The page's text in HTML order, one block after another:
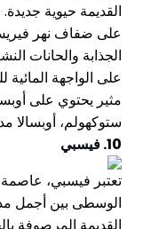
القديمة حيوية
على ضفاف نهر
الجذابة والحانات
على الواجهة المائية
مثير يحتوي على
ستوكهولم، أوبسالا
10. فيسبي
تعتبر فيسبي، عاصمة
الوسطى بين أجمل
القديمة المرصوفة